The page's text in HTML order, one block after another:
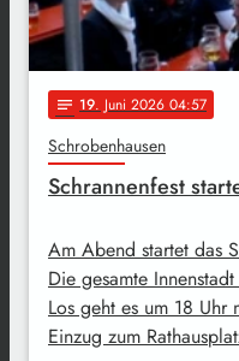
notes 19. Juni 2026 04:57
Schrobenhausen
Schrannenfest
Am Abend startet das
Die gesamte
Los geht es um 18 Uhr
Einzug zum